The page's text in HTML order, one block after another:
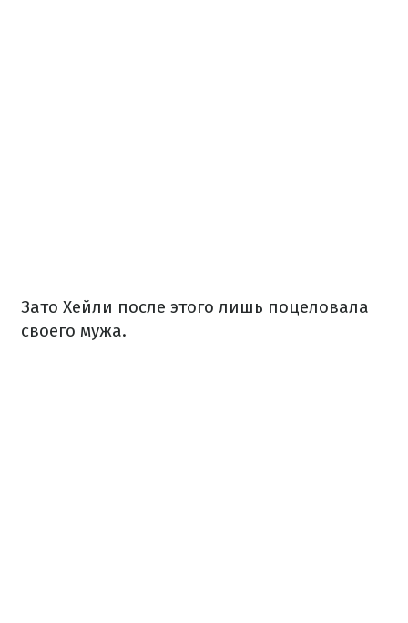
Зато Хейли после этого лишь поцеловала
своего мужа.